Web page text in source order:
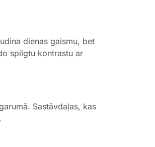
dienas gaismu, bet
spilgtu kontrastu ar
Sastāvdaļas, kas